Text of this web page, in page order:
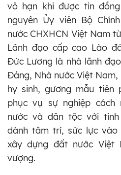
vô hạn khi được tin
nguyên Ủy viên Bộ
nước CHXHCN Việt Nam
Lãnh đạo cấp cao Lào
Đức Lương là nhà lãnh
Đảng, Nhà nước Việt
hy sinh, gương mẫu tiên
phục vụ sự nghiệp
nước và dân tộc với
dành tâm trí, sức lực
xây dựng đất nước Việt
vượng.